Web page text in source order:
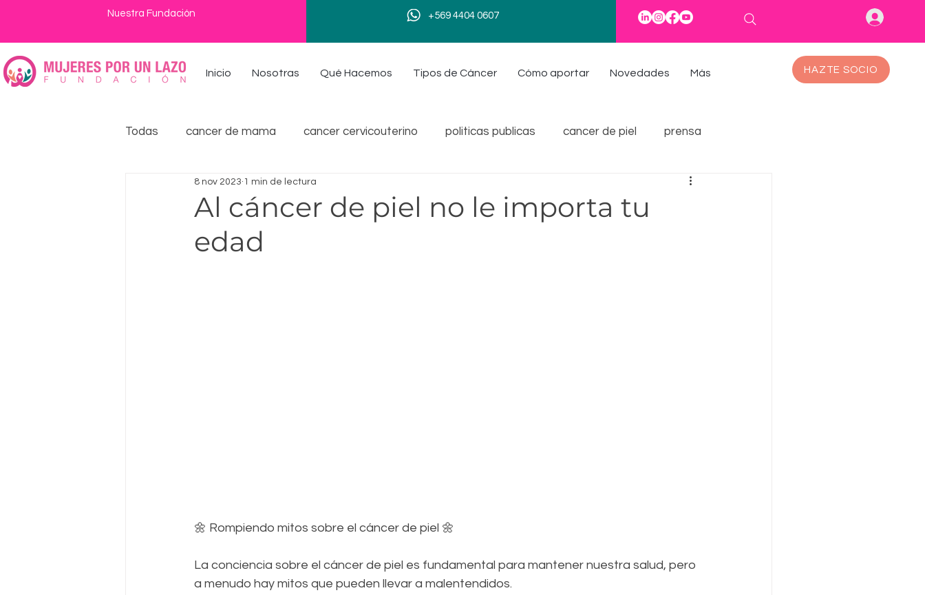
Nuestra Fundación +569 4404 0607
Inicio Nosotras Qué Hacemos Tipos de Cáncer Cómo aportar Novedades Más HAZTE SOCIO
Todas cancer de mama cancer cervicouterino politicas publicas cancer de piel prensa
educacion mujeres por un lazo
Al cáncer de piel no le importa tu
edad
8 nov 2023 1 min de lectura
🌼 Rompiendo mitos sobre el cáncer de piel 🌼
La conciencia sobre el cáncer de piel es fundamental para mantener nuestra salud, pero
a menudo hay mitos que pueden llevar a malentendidos.